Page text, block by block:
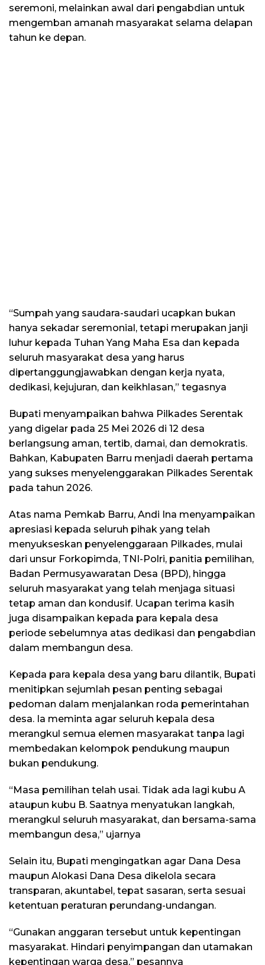
seremoni, melainkan awal dari pengabdian untuk
mengemban amanah masyarakat selama delapan
tahun ke depan.
“Sumpah yang saudara-saudari ucapkan bukan
hanya sekadar seremonial, tetapi merupakan janji
luhur kepada Tuhan Yang Maha Esa dan kepada
seluruh masyarakat desa yang harus
dipertanggungjawabkan dengan kerja nyata,
dedikasi, kejujuran, dan keikhlasan,” tegasnya
Bupati menyampaikan bahwa Pilkades Serentak
yang digelar pada 25 Mei 2026 di 12 desa
berlangsung aman, tertib, damai, dan demokratis.
Bahkan, Kabupaten Barru menjadi daerah pertama
yang sukses menyelenggarakan Pilkades Serentak
pada tahun 2026.
Atas nama Pemkab Barru, Andi Ina menyampaikan
apresiasi kepada seluruh pihak yang telah
menyukseskan penyelenggaraan Pilkades, mulai
dari unsur Forkopimda, TNI-Polri, panitia pemilihan,
Badan Permusyawaratan Desa (BPD), hingga
seluruh masyarakat yang telah menjaga situasi
tetap aman dan kondusif. Ucapan terima kasih
juga disampaikan kepada para kepala desa
periode sebelumnya atas dedikasi dan pengabdian
dalam membangun desa.
Kepada para kepala desa yang baru dilantik, Bupati
menitipkan sejumlah pesan penting sebagai
pedoman dalam menjalankan roda pemerintahan
desa. Ia meminta agar seluruh kepala desa
merangkul semua elemen masyarakat tanpa lagi
membedakan kelompok pendukung maupun
bukan pendukung.
“Masa pemilihan telah usai. Tidak ada lagi kubu A
ataupun kubu B. Saatnya menyatukan langkah,
merangkul seluruh masyarakat, dan bersama-sama
membangun desa,” ujarnya
Selain itu, Bupati mengingatkan agar Dana Desa
maupun Alokasi Dana Desa dikelola secara
transparan, akuntabel, tepat sasaran, serta sesuai
ketentuan peraturan perundang-undangan.
“Gunakan anggaran tersebut untuk kepentingan
masyarakat. Hindari penyimpangan dan utamakan
kepentingan warga desa,” pesannya